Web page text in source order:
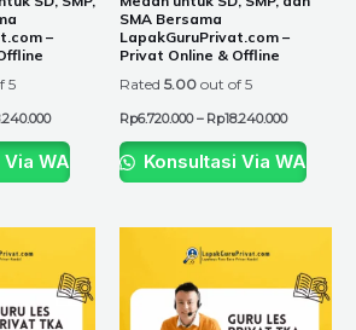
–
5
on
WA
SMA Bersama
LapakGuruPrivat.com –
Privat Online & Offline
Rated 5.00 out of 5
Rp6.720.000 – Rp18.240.000
on
Konsultasi Via WA
through
Rp18.240.000
has
multiple
through
Rp8.400.000
has
multiple